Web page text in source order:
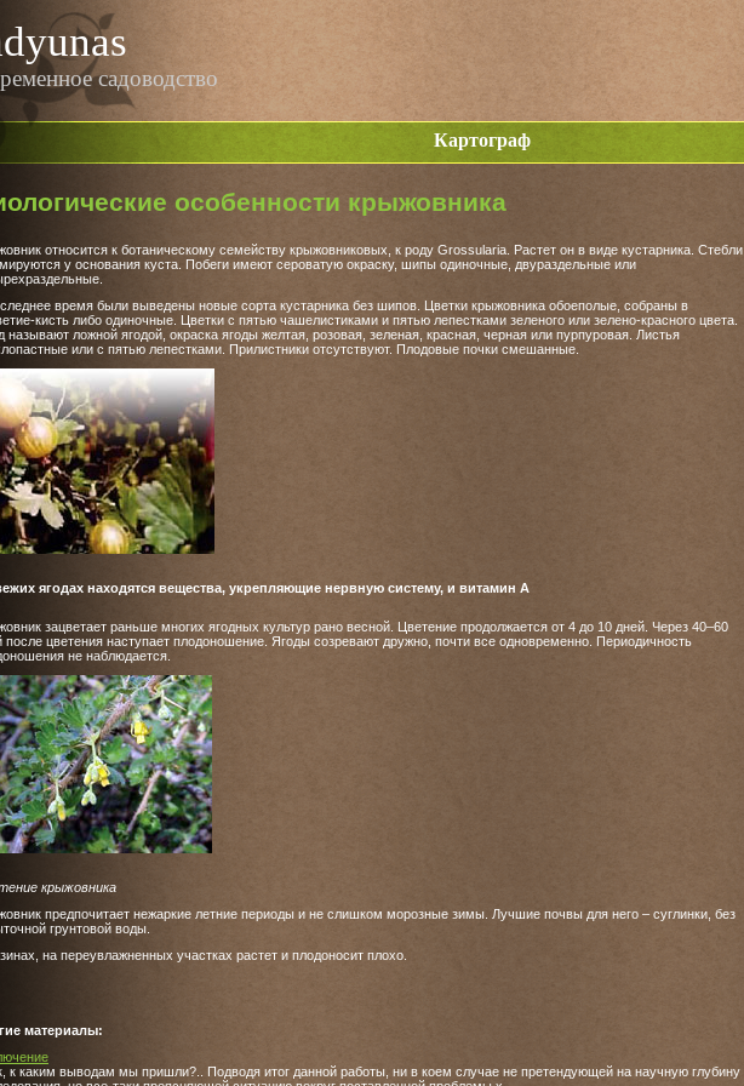
садоводство
Картограф
особенности крыжовника
относится к ботаническому семейству крыжовниковых, к роду Grossularia. Растет он в виде кустарника. Стебли
у основания куста. Побеги имеют сероватую окраску, шипы одиночные, двураздельные или
время были выведены новые сорта кустарника без шипов. Цветки крыжовника обоеполые, собраны в
кисть либо одиночные. Цветки с пятью чашелистиками и пятью лепестками зеленого или зелено-красного цвета.
называют ложной ягодой, окраска ягоды желтая, розовая, зеленая, красная, черная или пурпуровая. Листья
или с пятью лепестками. Прилистники отсутствуют. Плодовые почки смешанные.
ягодах находятся вещества, укрепляющие нервную систему, и витамин А
зацветает раньше многих ягодных культур рано весной. Цветение продолжается от 4 до 10 дней. Через 40–60
после цветения наступает плодоношение. Ягоды созревают дружно, почти все одновременно. Периодичность
не наблюдается.
крыжовника
предпочитает нежаркие летние периоды и не слишком морозные зимы. Лучшие почвы для него – суглинки, без
грунтовой воды.
на переувлажненных участках растет и плодоносит плохо.
материалы:
к каким выводам мы пришли?.. Подводя итог данной работы, ни в коем случае не претендующей на научную глубину